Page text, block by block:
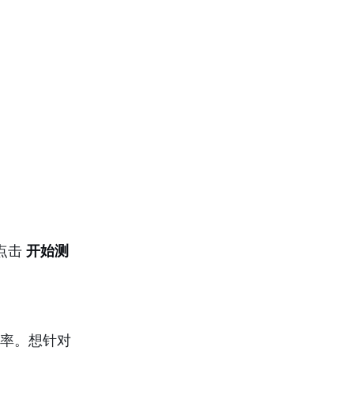
击 开始测
。想针对